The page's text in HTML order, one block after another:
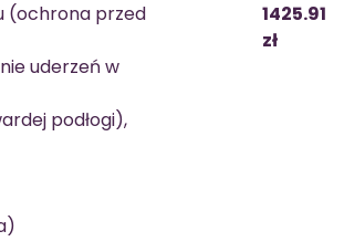
(ochrona przed
uderzeń w
podłogi),
1425.91
zł